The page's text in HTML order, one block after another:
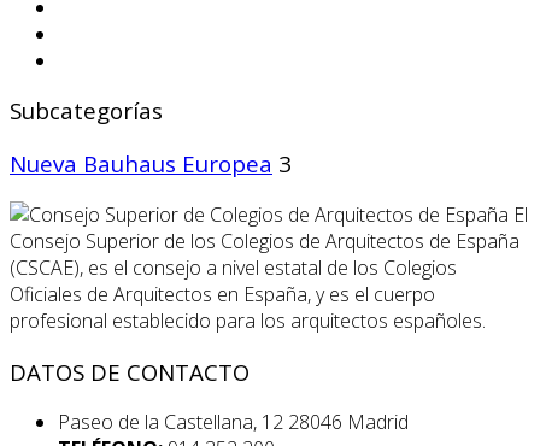
Subcategorías
Nueva Bauhaus Europea 3
El
Consejo Superior de los Colegios de Arquitectos de España
(CSCAE), es el consejo a nivel estatal de los Colegios
Oficiales de Arquitectos en España, y es el cuerpo
profesional establecido para los arquitectos españoles.
DATOS DE CONTACTO
Paseo de la Castellana, 12 28046 Madrid